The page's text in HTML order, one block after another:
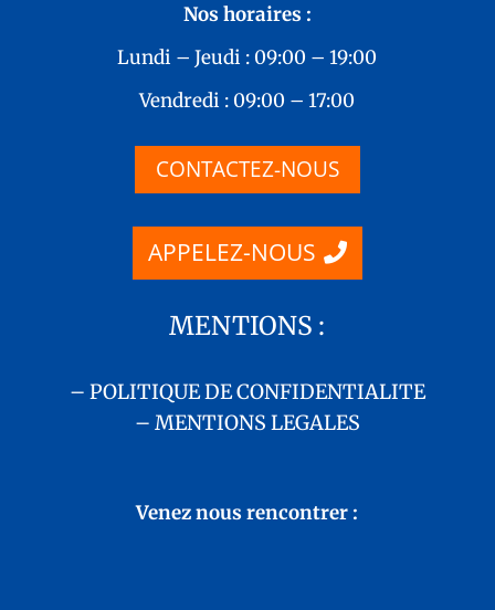
Nos horaires :
Lundi – Jeudi : 09:00 – 19:00
Vendredi : 09:00 – 17:00
CONTACTEZ-NOUS
APPELEZ-NOUS
MENTIONS :
– POLITIQUE DE CONFIDENTIALITE
– MENTIONS LEGALES
Venez nous rencontrer :